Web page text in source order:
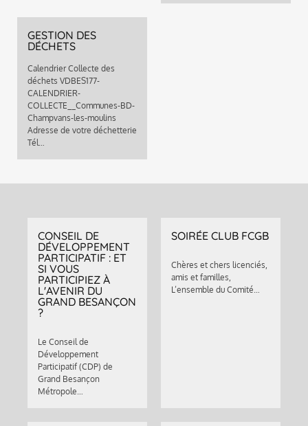
GESTION DES
DÉCHETS
Calendrier Collecte des
déchets VDBES177-
CALENDRIER-
COLLECTE__Communes-BD-
Champvans-les-moulins
Adresse de votre déchetterie
Tél…
CONSEIL DE
DÉVELOPPEMENT
PARTICIPATIF : ET
SI VOUS
PARTICIPIEZ À
L'AVENIR DU
GRAND BESANÇON
?
Le Conseil de
Développement
Participatif (CDP) de
Grand Besançon
Métropole…
SOIRÉE CLUB FCGB
Chères et chers licenciés,
amis et familles,
L’ensemble du Comité…